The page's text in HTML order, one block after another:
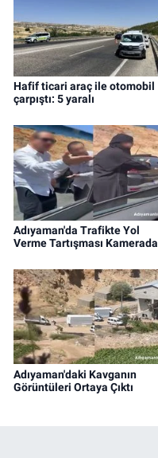
Hafif ticari araç ile otomobil
çarpıştı: 5 yaralı
Adıyaman'da Trafikte Yol
Verme Tartışması Kamerada
Adıyaman'daki Kavganın
Görüntüleri Ortaya Çıktı